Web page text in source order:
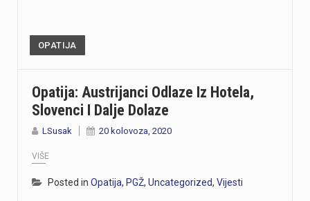
OPATIJA
Opatija: Austrijanci Odlaze Iz Hotela,
Slovenci I Dalje Dolaze
LSusak 20 kolovoza, 2020
VIŠE
Posted in Opatija, PGŽ, Uncategorized, Vijesti